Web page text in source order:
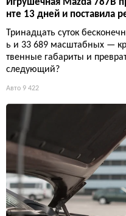
Игрушечная Mazda 787B
нте 13 дней и поставила
Тринадцать суток
ь и 33 689 масштабных —
твенные габариты и
следующий?
Авто 9 422